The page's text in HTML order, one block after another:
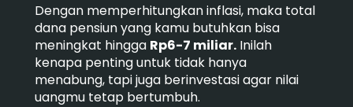
Dengan memperhitungkan inflasi, maka total
dana pensiun yang kamu butuhkan bisa
meningkat hingga Rp6-7 miliar.Inilah
kenapa penting untuk tidak hanya
menabung, tapi juga berinvestasi agar nilai
uangmu tetap bertumbuh.